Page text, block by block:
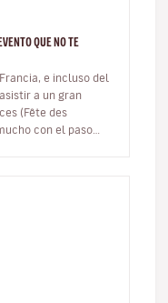
QUE NO TE
e incluso del
a un gran
(Fête des
con el paso